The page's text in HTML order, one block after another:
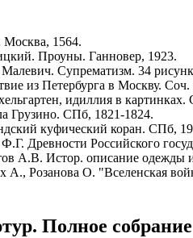
Москва, 1564.
Проуны. Ганновер, 1923.
Супрематизм. 34
из Петербурга в Москву.
идиллия в
Грузино. СПб, 1821-1824.
куфический коран. СПб,
Древности Российского
А.В. Истор. описание одежды
А., Розанова О. "Вселенская
Полное